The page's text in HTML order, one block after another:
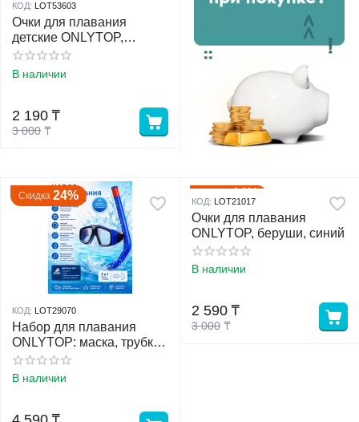
КОД: LOT53603
Очки для плавания
детские ONLYTOP,
желтый
В наличии
3 000 ₸
2 190 ₸
Скидка 24%
КОД: LOT29070
Набор для плавания
ONLYTOP: маска, трубка,
синий
В наличии
14%
КОД: LOT21017
Очки для плавания
ONLYTOP, беруши, синий
В наличии
3 000 ₸
2 590 ₸